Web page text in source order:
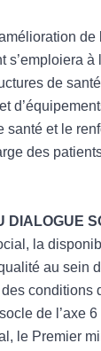
à
de sant
santé et le
des
DIALOGUE
la
au sein
conditions
de l’axe
le Premier